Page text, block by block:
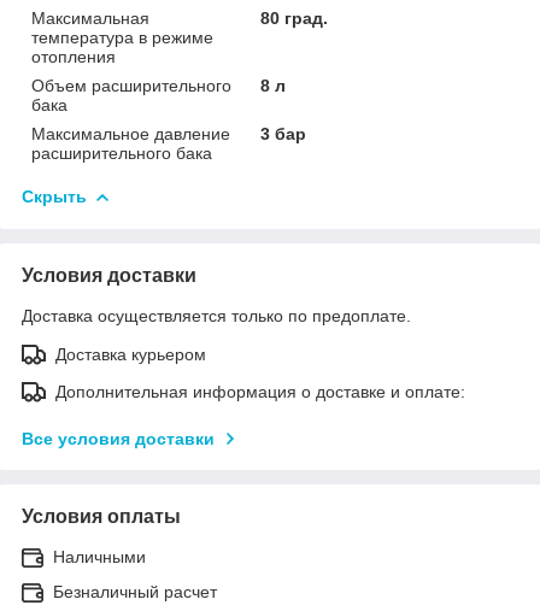
Максимальная
температура в режиме
отопления
80 град.
Объем расширительного
бака
8 л
Максимальное давление
расширительного бака
3 бар
Скрыть
Условия доставки
Доставка осуществляется только по предоплате.
Доставка курьером
Дополнительная информация о доставке и оплате:
Все условия доставки
Условия оплаты
Наличными
Безналичный расчет